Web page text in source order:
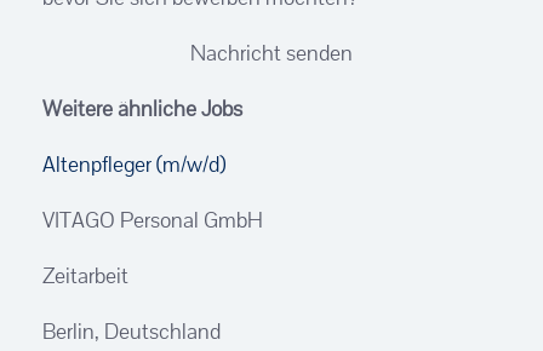
Nachricht senden
Weitere ähnliche Jobs
Altenpfleger (m/w/d)
VITAGO Personal GmbH
Zeitarbeit
Berlin, Deutschland